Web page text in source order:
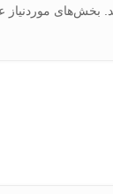
بخش‌های موردنیاز